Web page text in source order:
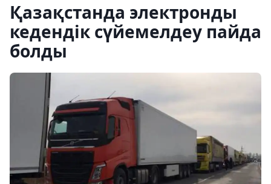
Қазақстанда электронды
кедендік сүйемелдеу пайда
болды